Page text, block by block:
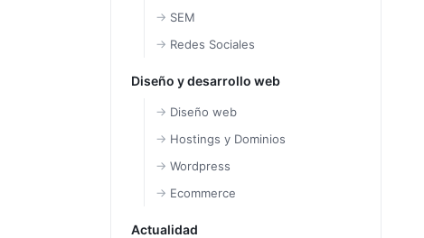
SEM
Redes Sociales
Diseño y desarrollo web
Diseño web
Hostings y Dominios
Wordpress
Ecommerce
Actualidad